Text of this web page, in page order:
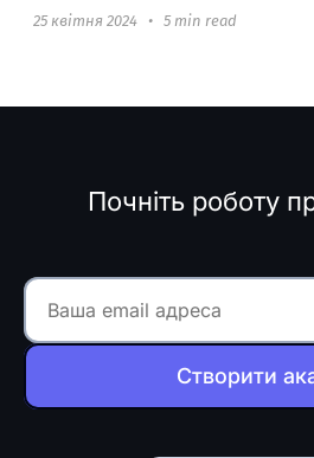
25 квітня 2024 • 5 min read
Почніть роботу
Створити